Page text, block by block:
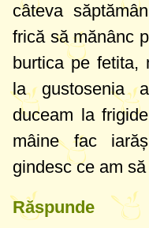
câteva
frică să mănânc
burtica pe fetita,
la gustosenia
duceam la
mâine fac
gindesc ce am
Răspunde